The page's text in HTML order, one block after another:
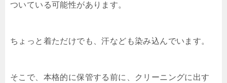
ついている可能性があります。
ちょっと着ただけでも、汗なども染み込んでいます。
そこで、本格的に保管する前に、クリーニングに出す